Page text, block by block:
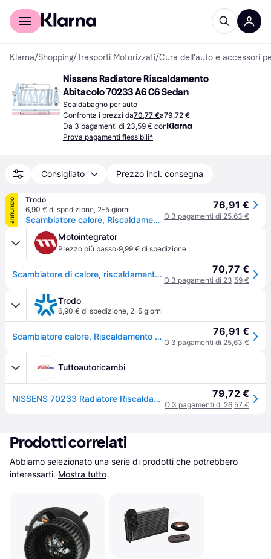
Per il tuo shopping
Klarna/Shopping/Trasporti Motorizzati/Cura dell'auto e accessori
Nissens Radiatore Riscaldamento
Abitacolo 70233 A6 C6 Sedan
Scaldabagno per auto
Confronta i prezzi da70,77 €a79,72 €
Da 3 pagamenti di 23,59 € con
Prova pagamenti flessibili*
Consigliato Prezzo incl. consegna
annuncio
Trodo
6,90 € di spedizione, 2-5 giorni
Scambiatore calore, Riscaldamento abitacolo NISSENS 70233
76,91 €
O 3 pagamenti di 25,63 €
Motointegrator
Prezzo più basso·9,99 € di spedizione
Scambiatore di calore, riscaldamento interno NISSENS 70233 70,77 €
O 3 pagamenti di 23,59 €
Trodo
6,90 € di spedizione, 2-5 giorni
Scambiatore calore, Riscaldamento abitacolo NISSENS 70233 76,91 €
O 3 pagamenti di 25,63 €
Tuttoautoricambi
NISSENS 70233 Radiatore Riscaldamento con tubazione 79,72 €
O 3 pagamenti di 26,57 €
Prodotti correlati
Abbiamo selezionato una serie di prodotti che potrebbero
interessarti. Mostra tutto